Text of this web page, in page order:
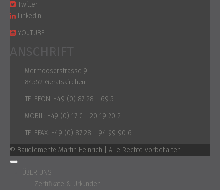
Twitter
Linkedin
YOUTUBE
ANSCHRIFT
Mermooserstrasse 9
84552 Geratskirchen
TELEFON: +49 (0) 87 28 - 69 5
MOBIL: +49 (0) 17 0 - 20 19 20 2
TELEFAX: +49 (0) 87 28 - 94 99 90 6
© Bauelemente Martin Heinrich | Alle Rechte vorbehalten
ÜBER UNS
Zertifikate & Urkunden